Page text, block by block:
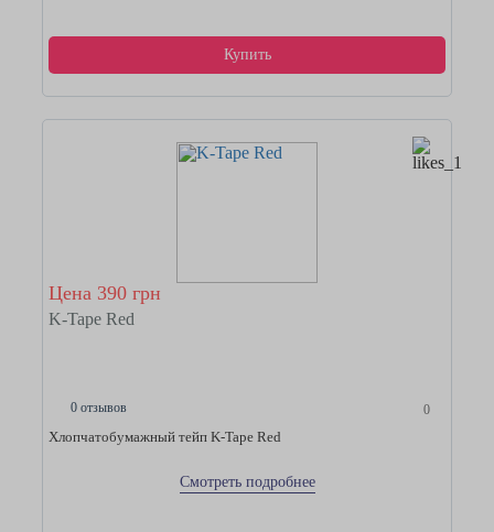
Купить
Цена 390 грн
K-Tape Red
0 отзывов 0
Хлопчатобумажный тейп K-Tape Red
Смотреть подробнее